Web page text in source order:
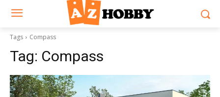
Tags Compass
Tag: Compass